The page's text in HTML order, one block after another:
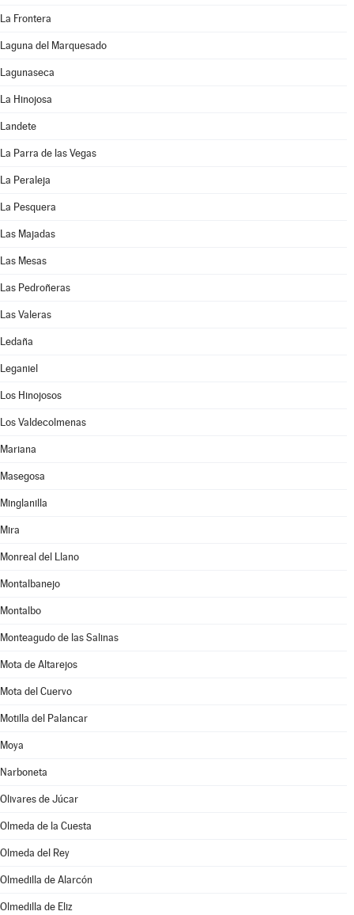
La Frontera
Laguna del Marquesado
Lagunaseca
La Hinojosa
Landete
La Parra de las Vegas
La Peraleja
La Pesquera
Las Majadas
Las Mesas
Las Pedroñeras
Las Valeras
Ledaña
Leganiel
Los Hinojosos
Los Valdecolmenas
Mariana
Masegosa
Minglanilla
Mira
Monreal del Llano
Montalbanejo
Montalbo
Monteagudo de las Salinas
Mota de Altarejos
Mota del Cuervo
Motilla del Palancar
Moya
Narboneta
Olivares de Júcar
Olmeda de la Cuesta
Olmeda del Rey
Olmedilla de Alarcón
Olmedilla de Eliz